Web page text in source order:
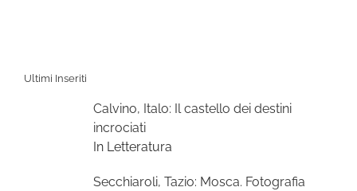
Ultimi Inseriti
Calvino, Italo: Il castello dei destini
incrociati
In Letteratura
Secchiaroli, Tazio: Mosca. Fotografia